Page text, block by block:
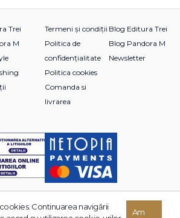
Trei
M
Termeni și condiții
Politica de
confidențialitate
Politica cookies
Comanda si
livrarea
Blog Editura Trei
Blog Pandora M
Newsletter
TREI. Toate drepturile rezervate.
Continuarea navigării
Am